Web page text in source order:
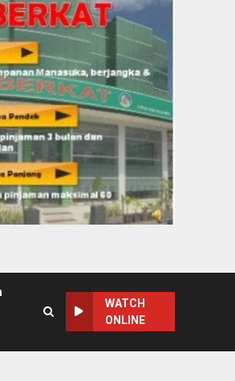
WATCH
ONLINE